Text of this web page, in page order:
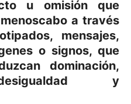
u omisión que
a través
mensajes,
o signos, que
dominación,
y